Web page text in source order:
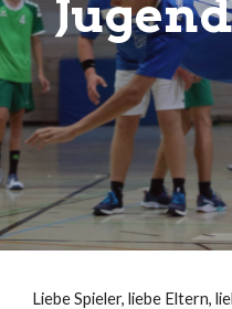
Liebe Spieler, liebe Eltern,